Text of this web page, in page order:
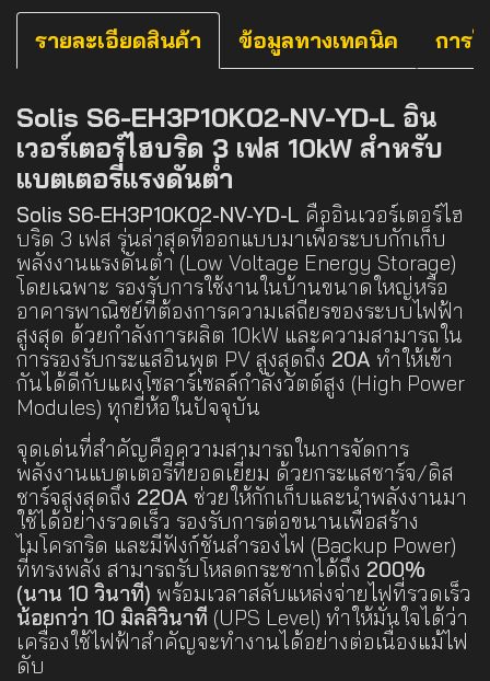
รายละเอียดสินค้า ข้อมูลทางเทคนิค การ
Solis S6-EH3P10K02-NV-YD-L อิน
เวอร์เตอร์ไฮบริด 3 เฟส 10kW สำหรับ
แบตเตอรี่แรงดันต่ำ
Solis S6-EH3P10K02-NV-YD-L คืออินเวอร์เตอร์ไฮ
บริด 3 เฟส รุ่นล่าสุดที่ออกแบบมาเพื่อระบบกักเก็บ
พลังงานแรงดันต่ำ (Low Voltage Energy Storage)
โดยเฉพาะ รองรับการใช้งานในบ้านขนาดใหญ่หรือ
อาคารพาณิชย์ที่ต้องการความเสถียรของระบบไฟฟ้า
สูงสุด ด้วยกำลังการผลิต 10kW และความสามารถใน
การรองรับกระแสอินพุต PV สูงสุดถึง 20A ทำให้เข้า
กันได้ดีกับแผงโซลาร์เซลล์กำลังวัตต์สูง (High Power
Modules) ทุกยี่ห้อในปัจจุบัน
จุดเด่นที่สำคัญคือความสามารถในการจัดการ
พลังงานแบตเตอรี่ที่ยอดเยี่ยม ด้วยกระแสชาร์จ/ดิส
ชาร์จสูงสุดถึง 220A ช่วยให้กักเก็บและนำพลังงานมา
ใช้ได้อย่างรวดเร็ว รองรับการต่อขนานเพื่อสร้าง
ไมโครกริด และมีฟังก์ชันสำรองไฟ (Backup Power)
ที่ทรงพลัง สามารถรับโหลดกระชากได้ถึง 200%
(นาน 10 วินาที) พร้อมเวลาสลับแหล่งจ่ายไฟที่รวดเร็ว
น้อยกว่า 10 มิลลิวินาที (UPS Level) ทำให้มั่นใจได้ว่า
เครื่องใช้ไฟฟ้าสำคัญจะทำงานได้อย่างต่อเนื่องแม้ไฟ
ดับ